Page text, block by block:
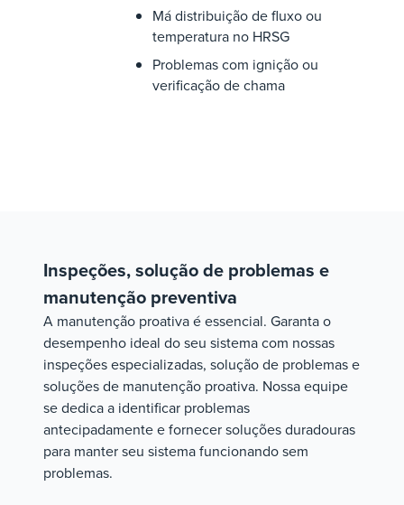
Má distribuição de fluxo ou
temperatura no HRSG
Problemas com ignição ou
verificação de chama
Inspeções, solução de problemas e
manutenção preventiva
A manutenção proativa é essencial. Garanta o
desempenho ideal do seu sistema com nossas
inspeções especializadas, solução de problemas e
soluções de manutenção proativa. Nossa equipe
se dedica a identificar problemas
antecipadamente e fornecer soluções duradouras
para manter seu sistema funcionando sem
problemas.